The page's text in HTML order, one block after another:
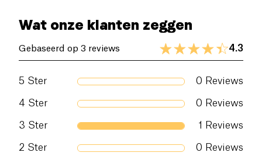
Wat onze klanten zeggen
Gebaseerd op 3 reviews 4.3
5 Ster 0 Reviews
4 Ster 0 Reviews
3 Ster 1 Reviews
2 Ster 0 Reviews